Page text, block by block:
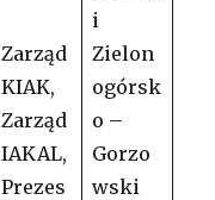
Zarząd
KIAK,
Zarząd
IAKAL,
Prezes
i
Zielon
ogórsk
o –
Gorzo
wski